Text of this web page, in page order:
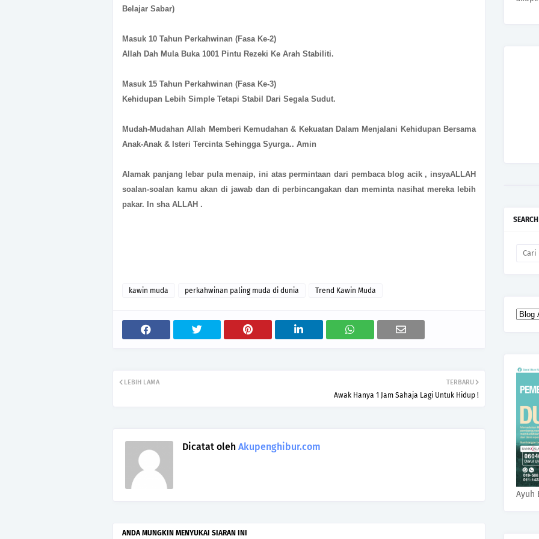
Belajar Sabar)
Masuk 10 Tahun Perkahwinan (Fasa Ke-2)
Allah Dah Mula Buka 1001 Pintu Rezeki Ke Arah Stabiliti.
Masuk 15 Tahun Perkahwinan (Fasa Ke-3)
Kehidupan Lebih Simple Tetapi Stabil Dari Segala Sudut.
Mudah-Mudahan Allah Memberi Kemudahan & Kekuatan Dalam Menjalani Kehidupan Bersama
Anak-Anak & Isteri Tercinta Sehingga Syurga.. Amin
Alamak panjang lebar pula menaip, ini atas permintaan dari pembaca blog acik , insyaALLAH
soalan-soalan kamu akan di jawab dan di perbincangakan dan meminta nasihat mereka lebih
pakar. In sha ALLAH .
kawin muda perkahwinan paling muda di dunia Trend Kawin Muda
TERBARU
Awak Hanya 1 Jam Sahaja Lagi Untuk Hidup !
LEBIH LAMA
Dicatat oleh Akupenghibur.com
ANDA MUNGKIN MENYUKAI SIARAN INI
Ayuh